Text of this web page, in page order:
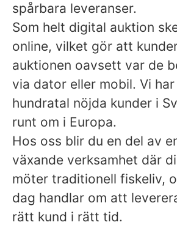
spårbara leveranser.
Som helt digital auktion
online, vilket gör att
auktionen oavsett var de
via dator eller mobil. Vi
hundratal nöjda kunder i
runt om i Europa.
Hos oss blir du en del av
växande verksamhet där
möter traditionell fiskeliv,
dag handlar om att
rätt kund i rätt tid.